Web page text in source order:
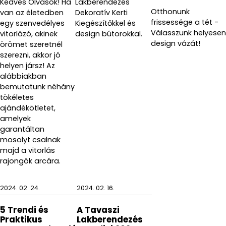
Gyártó: GEDY S.p.A.
Kedves Olvasók! Ha
van az életedben
egy szenvedélyes
vitorlázó, akinek
örömet szeretnél
szerezni, akkor jó
helyen jársz! Az
alábbiakban
bemutatunk néhány
tökéletes
ajándékötletet,
amelyek
garantáltan
mosolyt csalnak
majd a vitorlás
rajongók arcára.
Lakberendezés
Dekoratív Kerti
Kiegészítőkkel és
design bútorokkal.
Otthonunk
frissessége a tét -
Válasszunk helyesen
design vázát!
2024. 02. 24.
5 Trendi és
Praktikus
2024. 02. 16.
A Tavaszi
Lakberendezés